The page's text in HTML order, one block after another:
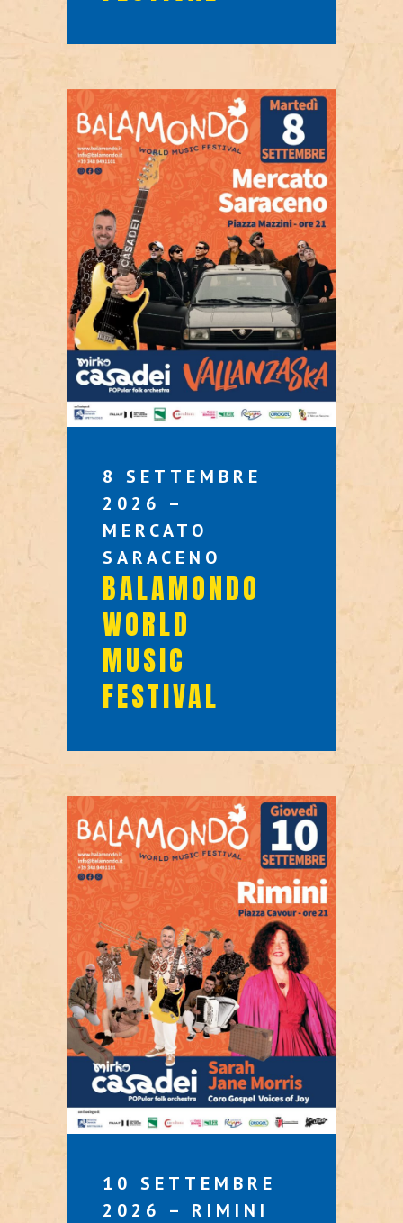
8 SETTEMBRE
2026 –
MERCATO
SARACENO
BALAMONDO
WORLD
MUSIC
FESTIVAL
10 SETTEMBRE
2026 – RIMINI